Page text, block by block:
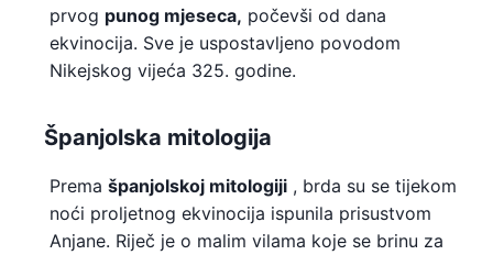
prvog punog mjeseca, počevši od dana
ekvinocija. Sve je uspostavljeno povodom
Nikejskog vijeća 325. godine.
Španjolska mitologija
Prema španjolskoj mitologiji , brda su se tijekom
noći proljetnog ekvinocija ispunila prisustvom
Anjane. Riječ je o malim vilama koje se brinu za